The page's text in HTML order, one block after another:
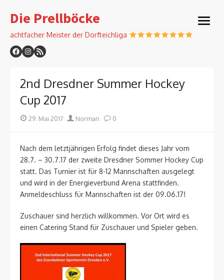
to
Die Prellböcke
achtfacher Meister der Dorfteichliga
open
2nd Dresdner Summer Hockey
Cup 2017
Posted
29. Mai 2017 Author
Norman 0
Nach dem letztjährigen Erfolg findet dieses Jahr vom
28.7. – 30.7.17 der zweite Dresdner Sommer Hockey Cup
statt. Das Turnier ist für 8-12 Mannschaften ausgelegt
und wird in der Energieverbund Arena stattfinden.
Anmeldeschluss für Mannschaften ist der 09.06.17!
Zuschauer sind herzlich willkommen. Vor Ort wird es
einen Catering Stand für Zuschauer und Spieler geben.